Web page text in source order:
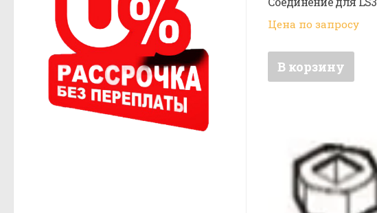
Цена по запросу
В корзину